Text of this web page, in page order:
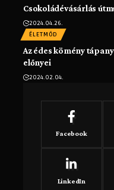
Csokoládévásárlás
2024.04.26.
ÉLETMÓD
Az édes kömény
előnyei
2024.02.04.
Facebook
LinkedIn